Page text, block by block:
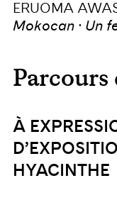
ERUOMA
Mokocan · Un
Parcours
À
HYACINTHE